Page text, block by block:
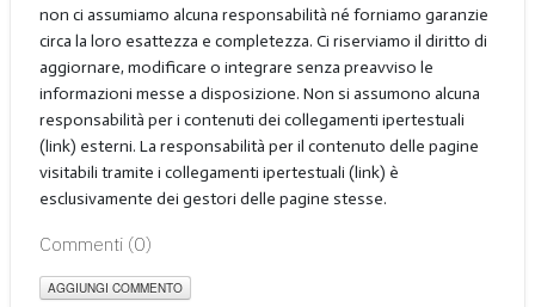
non ci assumiamo alcuna responsabilità né forniamo garanzie
circa la loro esattezza e completezza. Ci riserviamo il diritto di
aggiornare, modificare o integrare senza preavviso le
informazioni messe a disposizione. Non si assumono alcuna
responsabilità per i contenuti dei collegamenti ipertestuali
(link) esterni. La responsabilità per il contenuto delle pagine
visitabili tramite i collegamenti ipertestuali (link) è
esclusivamente dei gestori delle pagine stesse.
Commenti (0)
AGGIUNGI COMMENTO